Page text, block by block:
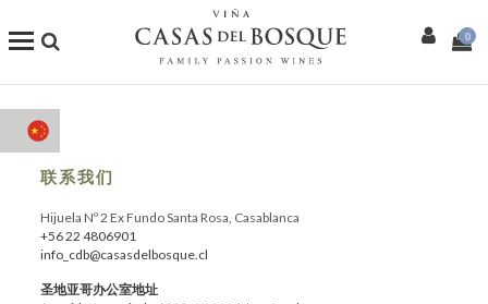
商店
我们的葡萄酒
Enotourism
餐厅
0
联系我们
Hijuela Nº 2 Ex Fundo Santa Rosa, Casablanca
+56 22 4806901
info_cdb@casasdelbosque.cl
圣地亚哥办公室地址